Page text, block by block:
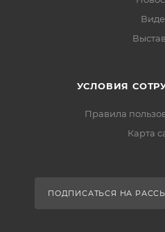
УСЛОВИЯ
Правила
Карта
ПОДПИСАТЬСЯ НА